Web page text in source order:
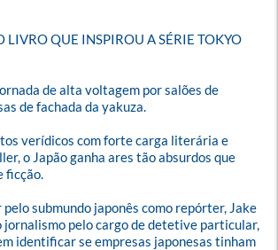
LIVRO QUE INSPIROU A SÉRIE TOKYO
de alta voltagem por salões de
de fachada da yakuza.
verídicos com forte carga literária e
o Japão ganha ares tão absurdos que
ficção.
submundo japonês como repórter, Jake
pelo cargo de detetive particular,
identificar se empresas japonesas tinham